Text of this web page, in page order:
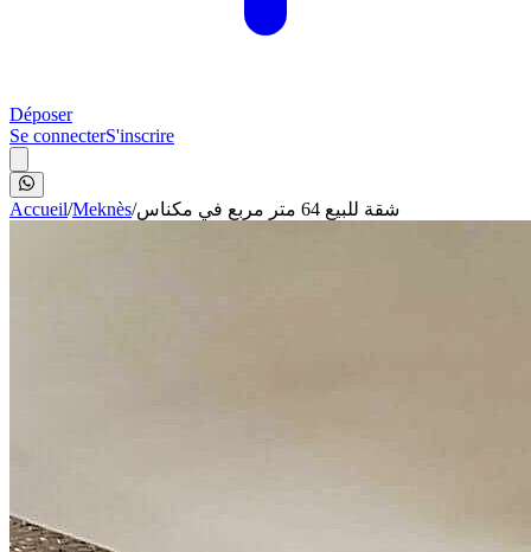
Déposer
Se connecterS'inscrire
Accueil/Meknès/ شقة للبيع 64 متر مربع في مكناس